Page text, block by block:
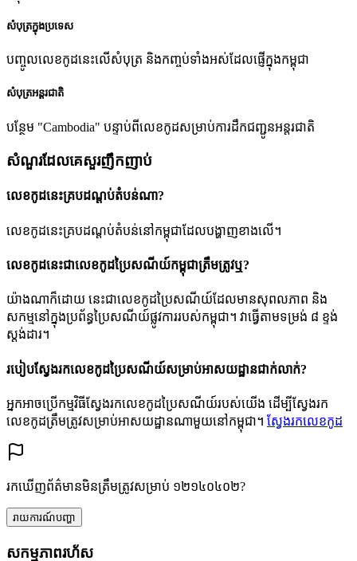
សំបុត្រក្នុងប្រទេស
បញ្ចូលលេខកូដនេះលើសំបុត្រ និងកញ្ចប់ទាំងអស់ដែលផ្ញើក្នុងកម្ពុជា
សំបុត្រអន្តរជាតិ
បន្ថែម "Cambodia" បន្ទាប់ពីលេខកូដសម្រាប់ការដឹកជញ្ជូនអន្តរជាតិ
សំណួរដែលគេសួរញឹកញាប់
លេខកូដនេះគ្របដណ្តប់តំបន់ណា?
លេខកូដនេះគ្របដណ្តប់តំបន់នៅកម្ពុជាដែលបង្ហាញខាងលើ។
លេខកូដនេះជាលេខកូដប្រៃសណីយ៍កម្ពុជាត្រឹមត្រូវឬ?
យ៉ាងណាក៏ដោយ នេះជាលេខកូដប្រៃសណីយ៍ដែលមានសុពលភាព និង
សកម្មនៅក្នុងប្រព័ន្ធប្រៃសណីយ៍ផ្លូវការរបស់កម្ពុជា។ វាធ្វើតាមទម្រង់ ៨ ខ្ទង់
ស្តង់ដារ។
របៀបស្វែងរកលេខកូដប្រៃសណីយ៍សម្រាប់អាសយដ្ឋានជាក់លាក់?
អ្នកអាចប្រើកម្មវិធីស្វែងរកលេខកូដប្រៃសណីយ៍របស់យើង ដើម្បីស្វែងរក
លេខកូដត្រឹមត្រូវសម្រាប់អាសយដ្ឋានណាមួយនៅកម្ពុជា។ ស្វែងរកលេខកូដ
រកឃើញព័ត៌មានមិនត្រឹមត្រូវសម្រាប់ ១២១៤០៤០២?
រាយការណ៍បញ្ហា
សកម្មភាពរហ័ស